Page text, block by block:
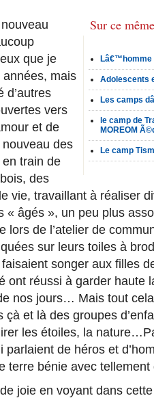
Sur ce
Lâ€™homme
Adolescents
Les camps
le camp de
MOREOM
Le camp
que je
mais
d’autres
vers
et de
nouveau des
train de
des
vie, travaillant à réaliser
« âgés », un peu plus
lors de l’atelier de
sur leurs toiles à
songer aux filles
ont réussi à garder haute
nos jours… Mais tout
çà et là des groupes
les étoiles, la
parlaient de héros et
terre bénie avec
joie en voyant dans